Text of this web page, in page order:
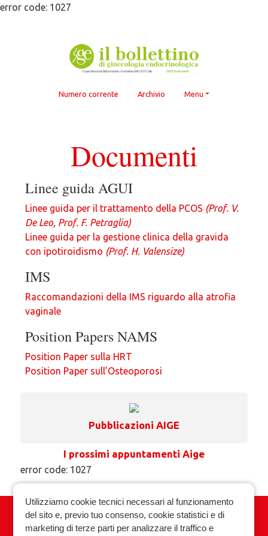
Skip
error code: 1027
Numero corrente Archivio Menu
Documenti
Linee guida AGUI
Linee guida per il trattamento della PCOS (Prof. V.
De Leo, Prof. F. Petraglia)
Linee guida per la gestione clinica della gravida
con ipotiroidismo (Prof. H. Valensize)
IMS
Raccomandazioni della IMS riguardo alla atrofia
vaginale
Position Papers NAMS
Position Paper sulla HRT
Position Paper sull’Osteoporosi
Pubblicazioni AIGE
I prossimi appuntamenti Aige
error code: 1027
Associazione Italiana Ginecologia
Utilizziamo cookie tecnici necessari al funzionamento
del sito e, previo tuo consenso, cookie statistici e di
marketing di terze parti per analizzare il traffico e